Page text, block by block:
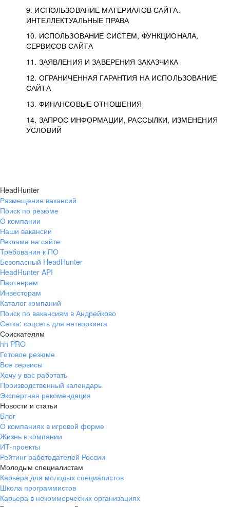
9. ИСПОЛЬЗОВАНИЕ МАТЕРИАЛОВ САЙТА.
ИНТЕЛЛЕКТУАЛЬНЫЕ ПРАВА
10. ИСПОЛЬЗОВАНИЕ СИСТЕМ, ФУНКЦИОНАЛА,
СЕРВИСОВ САЙТА
11. ЗАЯВЛЕНИЯ И ЗАВЕРЕНИЯ ЗАКАЗЧИКА
12. ОГРАНИЧЕННАЯ ГАРАНТИЯ НА ИСПОЛЬЗОВАНИЕ
САЙТА
13. ФИНАНСОВЫЕ ОТНОШЕНИЯ
14. ЗАПРОС ИНФОРМАЦИИ, РАССЫЛКИ, ИЗМЕНЕНИЯ
УСЛОВИЙ
HeadHunter
Размещение вакансий
Поиск по резюме
О компании
Наши вакансии
Реклама на сайте
Требования к ПО
Безопасный HeadHunter
HeadHunter API
Партнерам
Инвесторам
Каталог компаний
Поиск по вакансиям в Андрейково
Сетка: соцсеть для нетворкинга
Соискателям
hh PRO
Готовое резюме
Все сервисы
Хочу у вас работать
Производственный календарь
Экспертная рекомендация
Новости и статьи
Блог
О компаниях в игровой форме
Жизнь в компании
ИТ-проекты
Рейтинг работодателей России
Молодым специалистам
Карьера для молодых специалистов
Школа программистов
Карьера в некоммерческих организациях